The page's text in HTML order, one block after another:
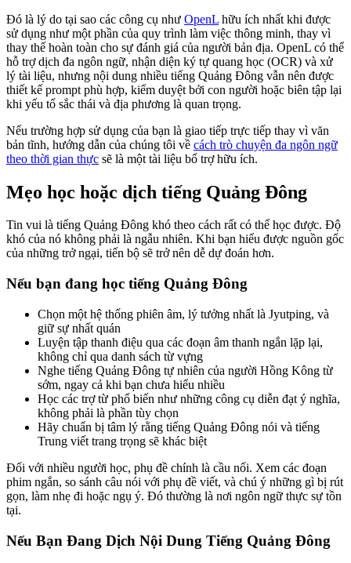
Đó là lý do tại sao các công cụ như OpenL hữu ích nhất khi được
sử dụng như một phần của quy trình làm việc thông minh, thay vì
thay thế hoàn toàn cho sự đánh giá của người bản địa. OpenL có thể
hỗ trợ dịch đa ngôn ngữ, nhận diện ký tự quang học (OCR) và xử
lý tài liệu, nhưng nội dung nhiều tiếng Quảng Đông vẫn nên được
thiết kế prompt phù hợp, kiểm duyệt bởi con người hoặc biên tập lại
khi yếu tố sắc thái và địa phương là quan trọng.
Nếu trường hợp sử dụng của bạn là giao tiếp trực tiếp thay vì văn
bản tĩnh, hướng dẫn của chúng tôi về cách trò chuyện đa ngôn ngữ
theo thời gian thực sẽ là một tài liệu bổ trợ hữu ích.
Mẹo học hoặc dịch tiếng Quảng Đông
Tin vui là tiếng Quảng Đông khó theo cách rất có thể học được. Độ
khó của nó không phải là ngẫu nhiên. Khi bạn hiểu được nguồn gốc
của những trở ngại, tiến bộ sẽ trở nên dễ dự đoán hơn.
Nếu bạn đang học tiếng Quảng Đông
Chọn một hệ thống phiên âm, lý tưởng nhất là Jyutping, và
giữ sự nhất quán
Luyện tập thanh điệu qua các đoạn âm thanh ngắn lặp lại,
không chỉ qua danh sách từ vựng
Nghe tiếng Quảng Đông tự nhiên của người Hồng Kông từ
sớm, ngay cả khi bạn chưa hiểu nhiều
Học các trợ từ phổ biến như những công cụ diễn đạt ý nghĩa,
không phải là phần tùy chọn
Hãy chuẩn bị tâm lý rằng tiếng Quảng Đông nói và tiếng
Trung viết trang trọng sẽ khác biệt
Đối với nhiều người học, phụ đề chính là cầu nối. Xem các đoạn
phim ngắn, so sánh câu nói với phụ đề viết, và chú ý những gì bị rút
gọn, làm nhẹ đi hoặc ngụ ý. Đó thường là nơi ngôn ngữ thực sự tồn
tại.
Nếu Bạn Đang Dịch Nội Dung Tiếng Quảng Đông